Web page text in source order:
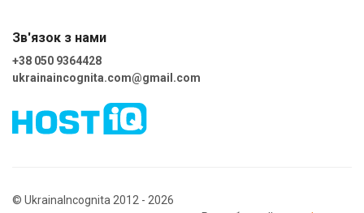
Зв'язок з нами
+38 050 9364428
ukrainaincognita.com@gmail.com
© UkrainaIncognita 2012 - 2026